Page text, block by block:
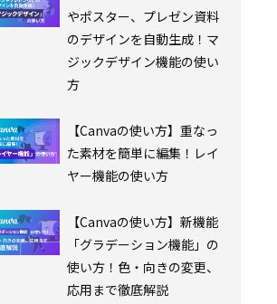
やポスター、プレゼン資料
のデザインを自動生成！マ
ジックデザイン機能の使い
方
【Canvaの使い方】重なっ
た素材を簡単に編集！レイ
ヤー機能の使い方
【Canvaの使い方】新機能
「グラデーション機能」の
使い方！色・向きの変更、
応用まで徹底解説